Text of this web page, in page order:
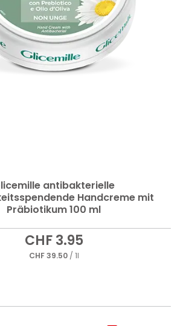
antibakterielle
Handcreme mit
Präbiotikum 100 ml
CHF3.95
CHF39.50/ 1l